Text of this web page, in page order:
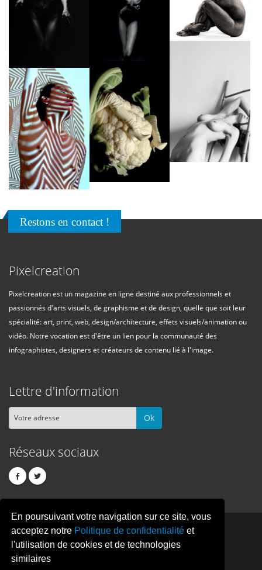
En poursuivant votre navigation sur ce site, vous
acceptez notre Politique de confidentialité et
l'utilisation de cookies et de technologies
similaires
Restons en contact !
Pixelcreation
Pixelcreation est un magazine en ligne destiné aux professionnels et
passionnés d'arts visuels, de graphisme et de design, quelle que soit leur
spécialité: art, print, web, design/architecture, effets visuels/animation ou
vidéo. Notre vocation est d'être un lien pour la communauté des
infographistes, designers et créateurs de contenu lié à l'image.
Lettre d'information
Ok
Réseaux sociaux
PIXELCREATION